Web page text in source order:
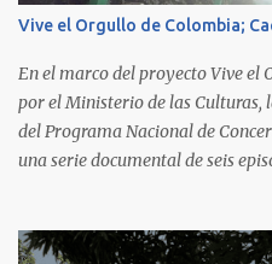
Vive el Orgullo de Colombia;
En el marco del proyecto Vive el
por el Ministerio de las Culturas,
del Programa Nacional de
una serie documental de seis
Montañita, El Paujil, Puerto Rico